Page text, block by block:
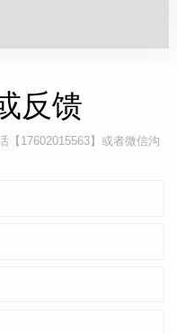
反馈
【17602015563】或者微信沟